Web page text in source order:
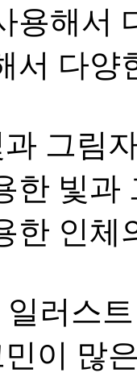
용해서
서 다양
과 그림
한 빛과
한 인체
일러스
민이 많